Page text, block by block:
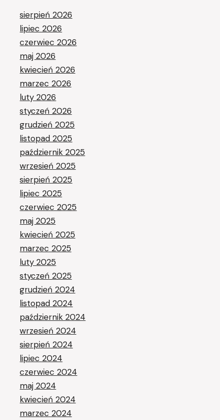
sierpień 2026
lipiec 2026
czerwiec 2026
maj 2026
kwiecień 2026
marzec 2026
luty 2026
styczeń 2026
grudzień 2025
listopad 2025
październik 2025
wrzesień 2025
sierpień 2025
lipiec 2025
czerwiec 2025
maj 2025
kwiecień 2025
marzec 2025
luty 2025
styczeń 2025
grudzień 2024
listopad 2024
październik 2024
wrzesień 2024
sierpień 2024
lipiec 2024
czerwiec 2024
maj 2024
kwiecień 2024
marzec 2024